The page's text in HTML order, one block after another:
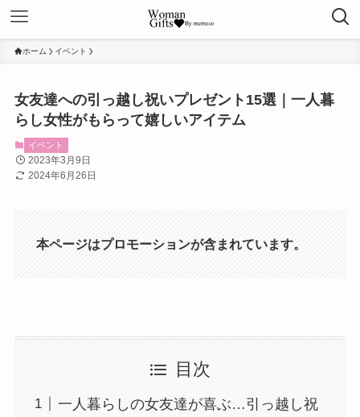
ホーム イベント
女友達への引っ越し祝いプレゼント15選｜一人暮
らし女性がもらって嬉しいアイテム
イベント
2023年3月9日
2024年6月26日
本ページはプロモーションが含まれています。
目次
一人暮らしの女友達が喜ぶ…引っ越し祝